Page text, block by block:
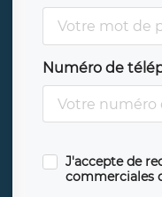
Numéro de
J'accepte de
commerciales